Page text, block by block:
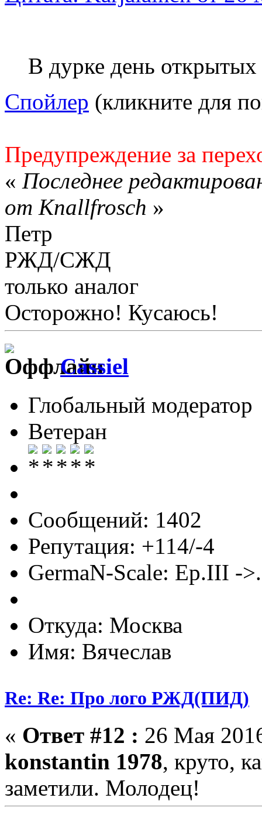
В дурке день
Спойлер (кликните для
Предупреждение за
« Последнее
от Knallfrosch »
Петр
РЖД/СЖД
только аналог
Осторожно! Кусаюсь!
Cassiel
Глобальный модератор
Ветеран
Сообщений: 1402
Репутация: +114/-4
GermaN-Scale: Ep.III -
Откуда: Москва
Имя: Вячеслав
Re: Re: Про лого РЖД(ПИД)
« Ответ #12 : 26 Мая
konstantin 1978, круто,
заметили. Молодец!